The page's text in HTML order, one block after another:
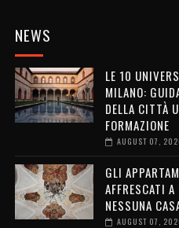
NEWS
LE 10
MILANO:
DELLA CITTÀ
FORMAZIONE
AUGUST 07,
GLI
AFFRESCATI
NESSUNA
AUGUST 07,